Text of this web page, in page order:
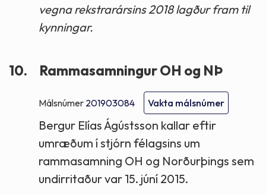
vegna rekstrarársins 2018 lagður fram til
kynningar.
10. Rammasamningur OH og NÞ
Málsnúmer 201903084 Vakta málsnúmer
Bergur Elías Ágústsson kallar eftir
umræðum í stjórn félagsins um
rammasamning OH og Norðurþings sem
undirritaður var 15. júní 2015.